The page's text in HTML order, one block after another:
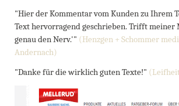
"Hier der Kommentar vom Kunden zu Ihrem
Text hervorragend geschrieben. Trifft meiner
genau den Nerv.'" (Henzgen + Schommer
Andernach)
"Danke für die wirklich guten Texte!"